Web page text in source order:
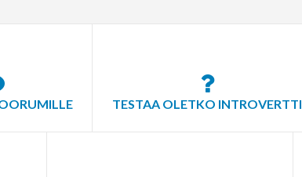
TESTAA OLETKO INTROVERTTI